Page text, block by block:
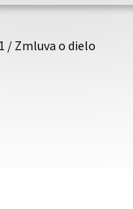
/ Zmluva o dielo